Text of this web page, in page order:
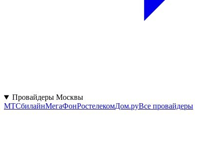
Провайдеры Москвы
МТСбилайнМегаФонРостелекомДом.руВсе провайдеры